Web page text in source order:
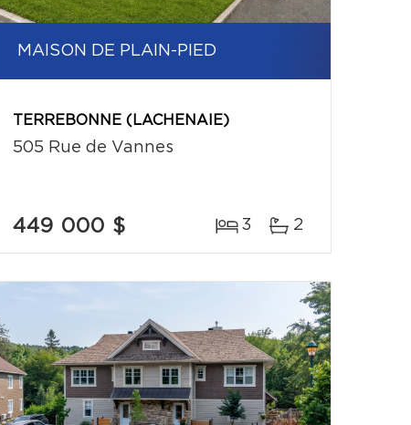
MAISON DE PLAIN-PIED
TERREBONNE (LACHENAIE)
505 Rue de Vannes
449 000 $ 3 2